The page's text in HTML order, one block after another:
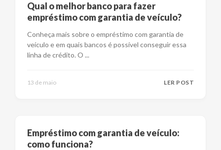
Qual o melhor banco para fazer
empréstimo com garantia de veículo?
Conheça mais sobre o empréstimo com garantia de
veículo e em quais bancos é possível conseguir essa
linha de crédito. O ...
13 de maio LER POST
Empréstimo com garantia de veículo:
como funciona?